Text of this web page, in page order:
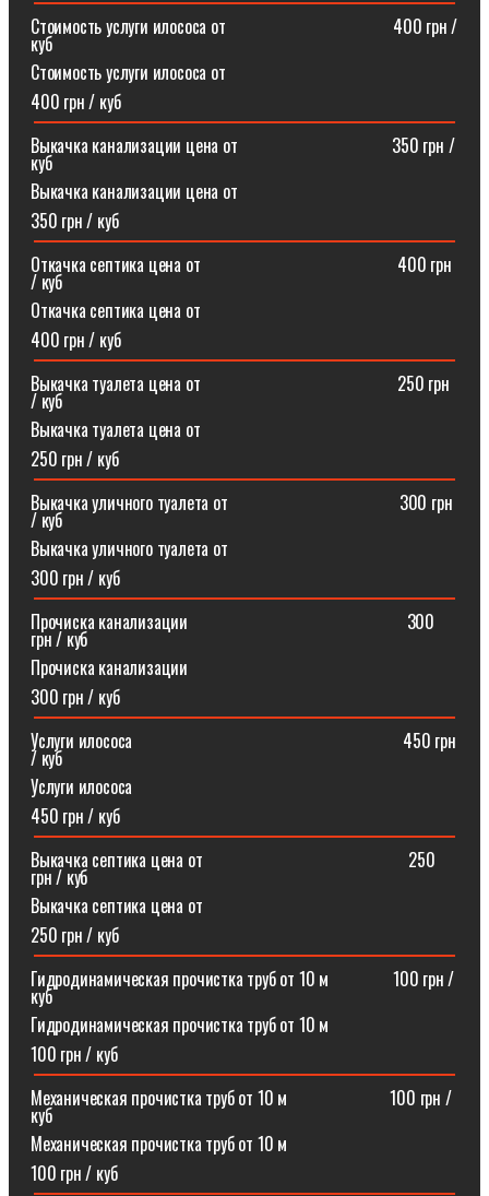
Стоимость услуги илососа от⠀⠀⠀⠀⠀⠀⠀⠀⠀⠀⠀⠀⠀400 грн /
куб
Стоимость услуги илососа от
400 грн / куб
Выкачка канализации цена от⠀⠀⠀⠀⠀⠀⠀⠀⠀⠀⠀⠀350 грн /
куб
Выкачка канализации цена от
350 грн / куб
Откачка септика цена от ⠀⠀⠀⠀⠀⠀⠀⠀⠀⠀⠀⠀⠀⠀⠀400 грн
/ куб
Откачка септика цена от
400 грн / куб
Выкачка туалета цена от ⠀⠀⠀⠀⠀⠀⠀⠀⠀⠀⠀⠀⠀⠀⠀250 грн
/ куб
Выкачка туалета цена от
250 грн / куб
Выкачка уличного туалета от ⠀⠀⠀⠀⠀⠀⠀⠀⠀⠀⠀⠀⠀300 грн
/ куб
Выкачка уличного туалета от
300 грн / куб
Прочиска канализации⠀⠀⠀⠀⠀⠀⠀⠀⠀⠀⠀⠀⠀⠀⠀⠀⠀300
грн / куб
Прочиска канализации
300 грн / куб
Услуги илососа⠀⠀⠀⠀⠀⠀⠀⠀⠀⠀⠀⠀⠀⠀⠀⠀⠀⠀⠀⠀⠀450 грн
/ куб
Услуги илососа
450 грн / куб
Выкачка септика цена от⠀⠀⠀⠀⠀⠀⠀⠀⠀⠀⠀⠀⠀⠀⠀⠀250
грн / куб
Выкачка септика цена от
250 грн / куб
Гидродинамическая прочистка труб от 10 м⠀⠀⠀⠀⠀100 грн /
куб
Гидродинамическая прочистка труб от 10 м
100 грн / куб
Механическая прочистка труб от 10 м⠀⠀⠀⠀⠀⠀⠀⠀100 грн /
куб
Механическая прочистка труб от 10 м
100 грн / куб